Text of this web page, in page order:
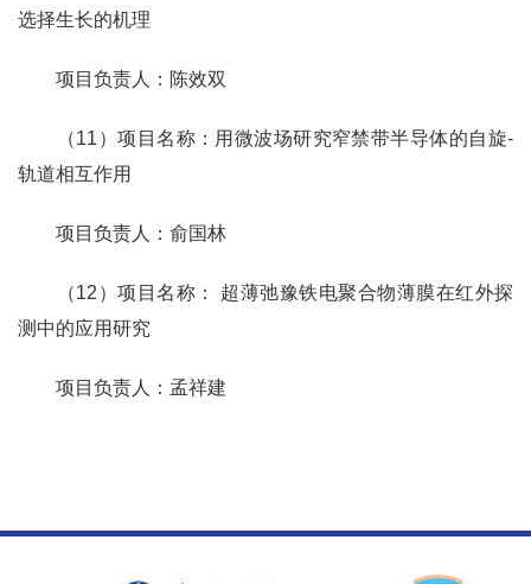
选择生长的机理
项目负责人：陈效双
（11）项目名称：用微波场研究窄禁带半导体的自旋-
轨道相互作用
项目负责人：俞国林
（12）项目名称： 超薄弛豫铁电聚合物薄膜在红外探
测中的应用研究
项目负责人：孟祥建